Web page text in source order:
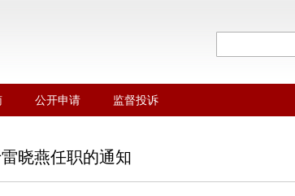
公开申请 监督投诉
晓燕任职的通知